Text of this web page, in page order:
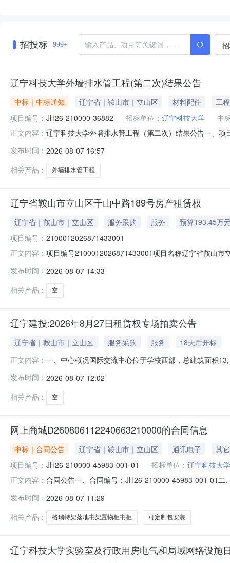
招投标 999+
辽宁科技大学外墙排水管工程(第二次)结果公告
中标｜中标通知 辽宁省｜鞍山市｜立山区 材料配件
工程
项目编号： JH26-210000-36882 招标单位： 辽宁科技大学
中
正文内容： 辽宁科技大学外墙排水管工程（第二次）结果公告一、
分：89.9（分）四、主要标的信息包组编号：001包组名
为
发布时间： 2026-08-07 16:57
相关产品：
外墙排水管工程
辽宁省鞍山市立山区千山中路189号房产租赁权
辽宁省｜鞍山市｜立山区 服务采购 服务
预算193.45万
项目编号： 2100012026871433001
正文内容： 项目编号2100012026871433001项目名称辽宁省鞍山市
发布时间： 2026-08-07 14:33
相关产品：
空
辽宁建投:2026年8月27日租赁权专场拍卖公告
辽宁省｜鞍山市｜立山区 服务采购 服务
18天后开标
正文内容： 一、中心概况国际交流中心位于学校西部，总建筑面积
事易燃易爆、危险化学品、网吧、歌舞厅、影响教学秩
学校西部，与主校区分离且不连
发布时间： 2026-08-07 12:02
相关产品：
空
网上商城D260806112240663210000的合同信息
中标｜合同公告 辽宁省｜鞍山市｜立山区 通讯电子
其它
项目编号： JH26-210000-45983-001-01 招标单位： 辽宁科技大学
正文内容： 合同公告一、合同编号：JH26-210000-45983-001-01
商（乙方）：辽宁兴旺信息技术有限公司地址：沈阳分
发布时间： 2026-08-07 11:29
相关产品：
格瑞特架落地书架置物柜书柜 可定制包安装
辽宁科技大学实验室及行政用房电气和局域网络设施